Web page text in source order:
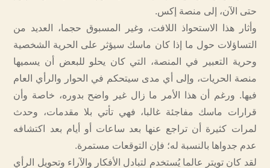
حتى الآن، إلى منصة إكس.
وأثار هذا الاستحواذ اللافت، وغير المسبوق حجما، العديد من
التساؤلات حول ما إذا كان ماسك سيؤثر على الحرية الشخصية
وحرية التعبير في المنصة، التي كان يحلو للبعض أن يسميها
منصة الحريات، وإلى أي مدى سيتحكم في الحوار والرأي العام
فيها. ورغم أن هذا الأمر ما زال غير واضح بدوره، خاصة وأن
قرارات ماسك مفاجئة غالبا، فهي تأتي بلا مقدمات، وحدث
لمرات كثيرة أن تراجع عنها بعد ساعات أو أيام بعد اكتشافه
عدم جدواها بالنسبة له؛ فإن التوقعات مستمرة.
لقد كان تويتر عالما يُستخدم لتبادل الأفكار والآراء وتحويل الرأي